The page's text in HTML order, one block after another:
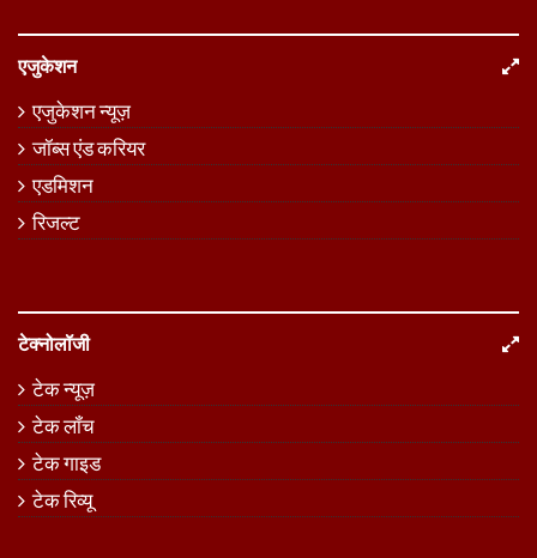
एजुकेशन
एजुकेशन न्यूज़
जॉब्स एंड करियर
एडमिशन
रिजल्ट
टेक्नोलॉजी
टेक न्यूज़
टेक लॉंच
टेक गाइड
टेक रिव्यू